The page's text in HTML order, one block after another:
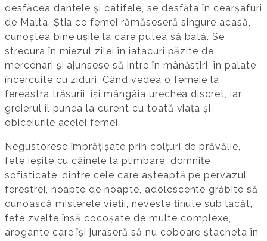
desfăcea dantele și catifele, se desfăta în cearșafuri
de Malta. Știa ce femei rămăseseră singure acasă,
cunoștea bine ușile la care putea să bată. Se
strecura în miezul zilei în iatacuri păzite de
mercenari și ajunsese să intre în mânăstiri, în palate
încercuite cu ziduri. Când vedea o femeie la
fereastra trăsurii, își mângâia urechea discret, iar
greierul îl punea la curent cu toată viața și
obiceiurile acelei femei.
Negustorese îmbrățișate prin colțuri de prăvălie,
fete ieșite cu câinele la plimbare, domnițe
sofisticate, dintre cele care așteaptă pe pervazul
ferestrei, noapte de noapte, adolescente grăbite să
cunoască misterele vieții, neveste ținute sub lacăt,
fete zvelte însă cocoșate de multe complexe,
arogante care își juraseră să nu coboare ștacheta în